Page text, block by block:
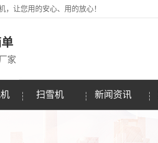
让您用的安心、用的放心！
家
扫雪机 新闻资讯